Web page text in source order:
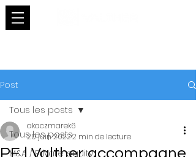
Post
Tous les posts
M&A / Private equity
Tous les posts
PE | Valther accompagne
akaczmarek6
20 juin 20222 min de lecture